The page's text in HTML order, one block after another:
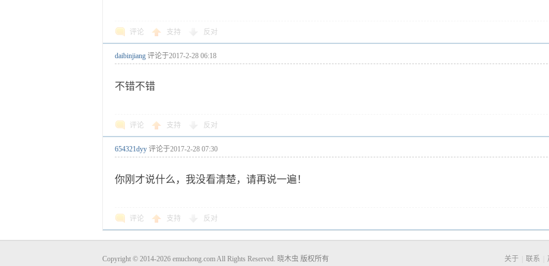
评论 支持 反对
daibinjiang 评论于2017-2-28 06:18
不错不错
评论 支持 反对
654321dyy 评论于2017-2-28 07:30
你刚才说什么，我没看清楚，请再说一遍！
评论 支持 反对
关于 联系
Copyright © 2014-2026 emuchong.com All Rights Reserved. 晓木虫 版权所有